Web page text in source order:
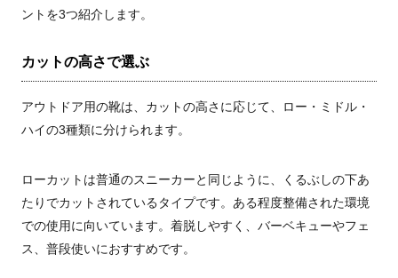
ントを3つ紹介します。
カットの高さで選ぶ
アウトドア用の靴は、カットの高さに応じて、ロー・ミドル・
ハイの3種類に分けられます。
ローカットは普通のスニーカーと同じように、くるぶしの下あ
たりでカットされているタイプです。ある程度整備された環境
での使用に向いています。着脱しやすく、バーベキューやフェ
ス、普段使いにおすすめです。